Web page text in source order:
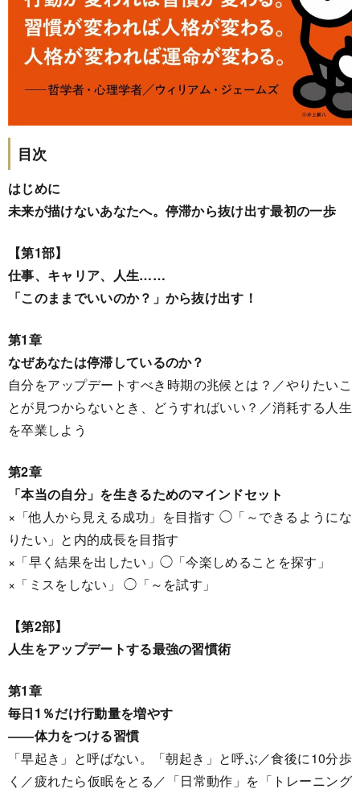
目次
はじめに
未来が描けないあなたへ。停滞から抜け出す最初の一歩
【第1部】
仕事、キャリア、人生……
「このままでいいのか？」から抜け出す！
第1章
なぜあなたは停滞しているのか？
自分をアップデートすべき時期の兆候とは？／やりたいこ
とが見つからないとき、どうすればいい？／消耗する人生
を卒業しよう
第2章
「本当の自分」を生きるためのマインドセット
×「他人から見える成功」を目指す ◯「～できるようにな
りたい」と内的成長を目指す
×「早く結果を出したい」◯「今楽しめることを探す」
×「ミスをしない」 ◯「～を試す」
【第2部】
人生をアップデートする最強の習慣術
第1章
毎日1％だけ行動量を増やす
――体力をつける習慣
「早起き」と呼ばない。「朝起き」と呼ぶ／食後に10分歩
く／疲れたら仮眠をとる／「日常動作」を「トレーニング